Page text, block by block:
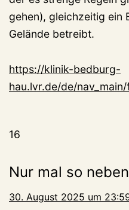
gehen), gleichzeitig ein
Gelände betreibt.
https://klinik-bedburg-
hau.lvr.de/de/
16
Nur mal so
30. August 2025 um